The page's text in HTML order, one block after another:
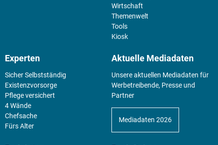
Wirtschaft
Themenwelt
Tools
Kiosk
Experten
Sicher Selbstständig
Existenz­vorsorge
Pflege versichert
4 Wände
Chefsache
Fürs Alter
Aktuelle Mediadaten
Unsere aktuellen Mediadaten für
Werbetreibende, Presse und
Partner
Mediadaten 2026